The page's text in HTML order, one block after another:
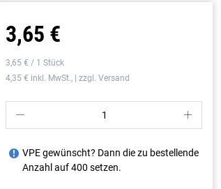
3,65 €
3,65 € / 1 Stück
4,35 € inkl. MwSt., | zzgl. Versand
P S
J VPE gewünscht? Dann die zu bestellende
Anzahl auf 400 setzen.